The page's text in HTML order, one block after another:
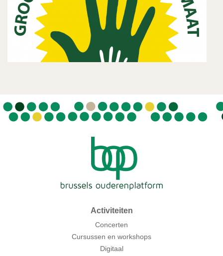
Activiteiten
Concerten
Cursussen en workshops
Digitaal